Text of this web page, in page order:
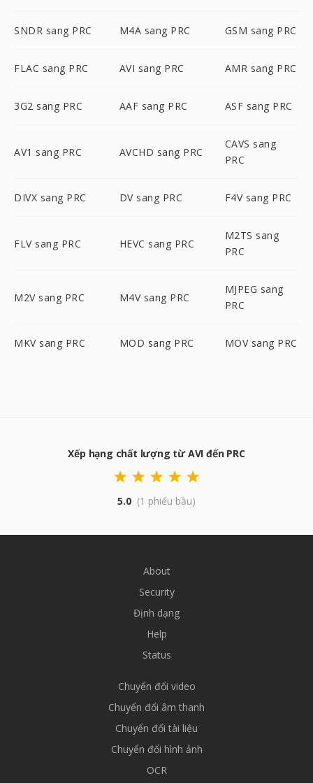
SNDR sang PRC M4A sang PRC GSM sang PRC
FLAC sang PRC AVI sang PRC AMR sang PRC
3G2 sang PRC AAF sang PRC ASF sang PRC
AV1 sang PRC AVCHD sang PRC
CAVS sang
PRC
DIVX sang PRC DV sang PRC F4V sang PRC
FLV sang PRC HEVC sang PRC
M2TS sang
PRC
M2V sang PRC M4V sang PRC
MJPEG sang
PRC
MKV sang PRC MOD sang PRC MOV sang PRC
Xếp hạng chất lượng từ AVI đến PRC
5.0 (1 phiếu bầu)
About
Security
Định dạng
Help
Status
Chuyển đổi video
Chuyển đổi âm thanh
Chuyển đổi tài liệu
Chuyển đổi hình ảnh
OCR